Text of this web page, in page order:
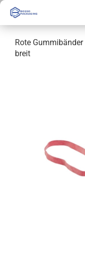
Rote
breit